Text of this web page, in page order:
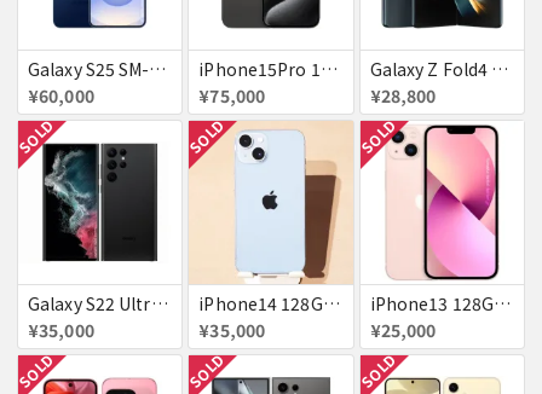
Galaxy S25 SM-S931Z ネイビー SoftBank 送料無料
¥60,000
iPhone15Pro 128GB ブラックチタニウム au
¥75,000
Galaxy Z Fold4 SCG16 au グレイグリーン 送料無料
¥28,800
SOLD
Galaxy S22 Ultra SCG14 ファントムブラック au 送料無料
¥35,000
SOLD
iPhone14 128GB Blue au 送料無料
¥35,000
SOLD
iPhone13 128GB ピンク docomo 送料無料
¥25,000
SOLD SOLD SOLD